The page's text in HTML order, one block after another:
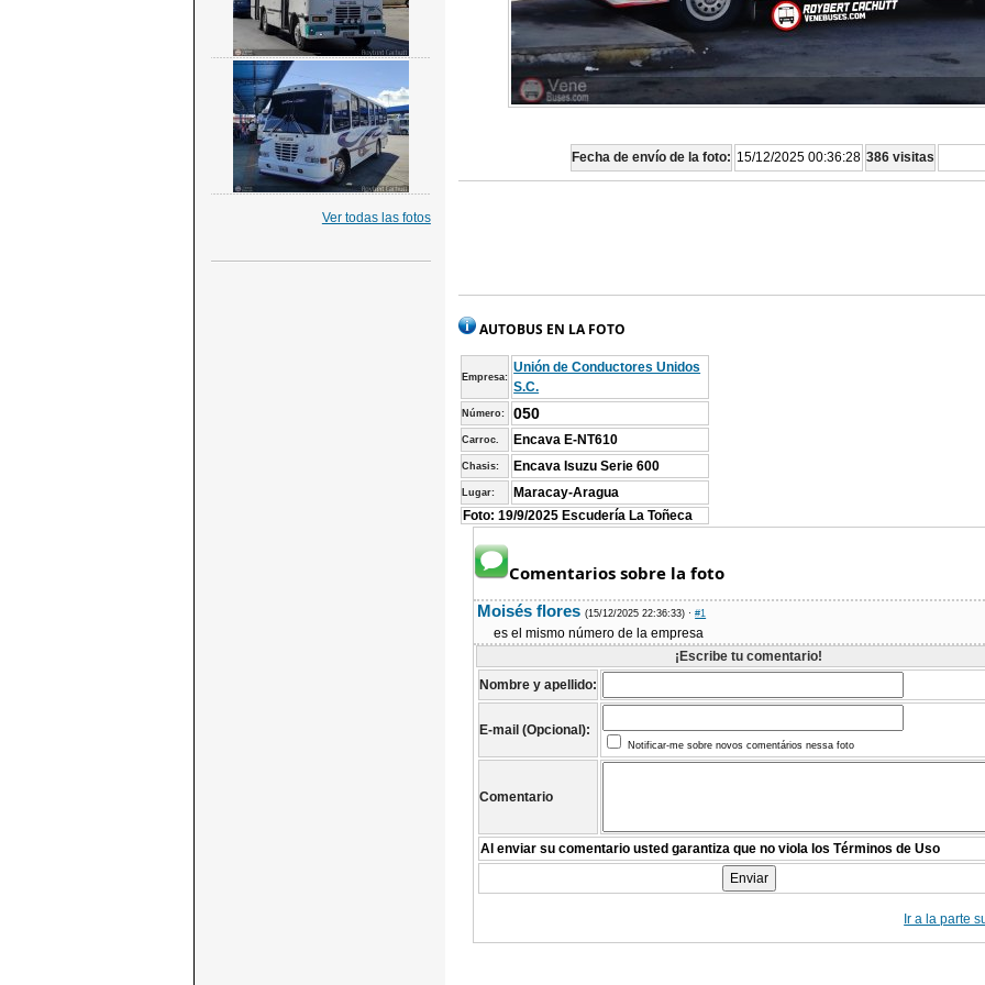
Fecha de envío de la foto: 15/12/2025 00:36:28 386 visitas
AUTOBUS EN LA FOTO
Empresa:
Unión de Conductores Unidos
S.C.
Número: 050
Carroc. Encava E-NT610
Chasis: Encava Isuzu Serie 600
Lugar:
Maracay-Aragua
Foto: 19/9/2025 Escudería La Toñeca
Comentarios sobre la foto
Moisés flores(15/12/2025 22:36:33) ·#1
es el mismo número de la empresa
¡Escribe tu comentario!
Nombre y apellido:
E-mail (Opcional):
Notificar-me sobre novos comentários nessa foto
Comentario
Al enviar su comentario usted garantiza que no viola los Términos de Uso
Ir a la parte
Ver todas las fotos